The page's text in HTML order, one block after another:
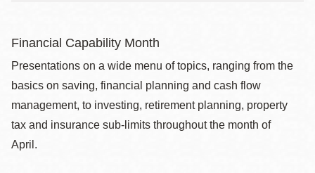
Financial Capability Month
Presentations on a wide menu of topics, ranging from the
basics on saving, financial planning and cash flow
management, to investing, retirement planning, property
tax and insurance sub-limits throughout the month of
April.